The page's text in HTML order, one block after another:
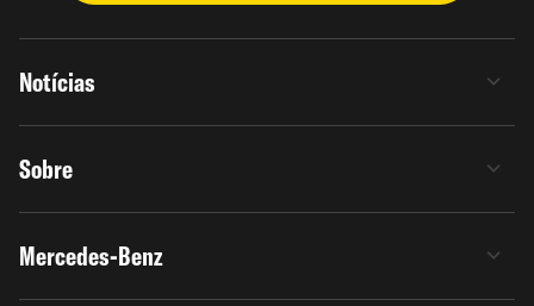
Notícias
Sobre
Mercedes-Benz